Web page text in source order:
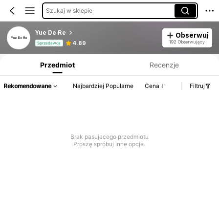
Szukaj w sklepie
Yue De Re
Sprzedawca 4.89
Obserwuj
192 Obserwujący
Przedmiot Recenzje
Rekomendowane Najbardziej Popularne Cena Filtruj
Brak pasujacego przedmiotu
Proszę spróbuj inne opcje.